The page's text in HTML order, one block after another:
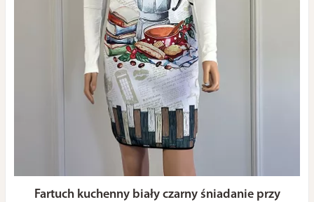
Fartuch kuchenny biały czarny śniadanie przy